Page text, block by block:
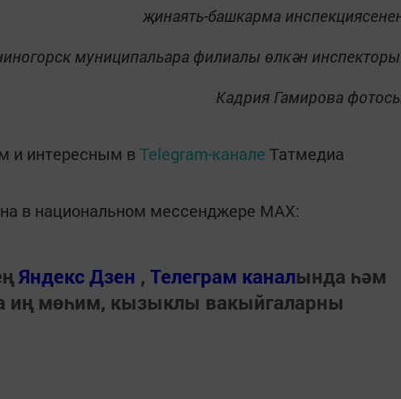
җинаять-башкарма
муниципальара филиалы өлкән
Кадрия Гамирова
и интересным в Telegram-канале Татмедиа
в национальном мессенджере MАХ:
Яндекс Дзен , Телеграм каналында һәм
иң мөһим, кызыклы вакыйгаларны